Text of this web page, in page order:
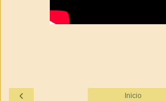
‹ Inicio